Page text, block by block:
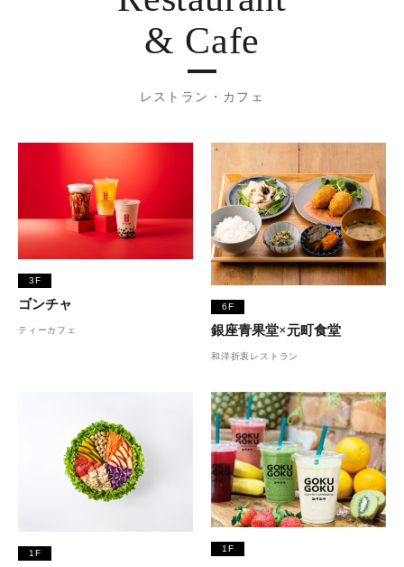
& Cafe
レストラン・カフェ
3F
ゴンチャ
ティーカフェ
6F
銀座青果堂×元町食堂
和洋折衷レストラン
1F 1F